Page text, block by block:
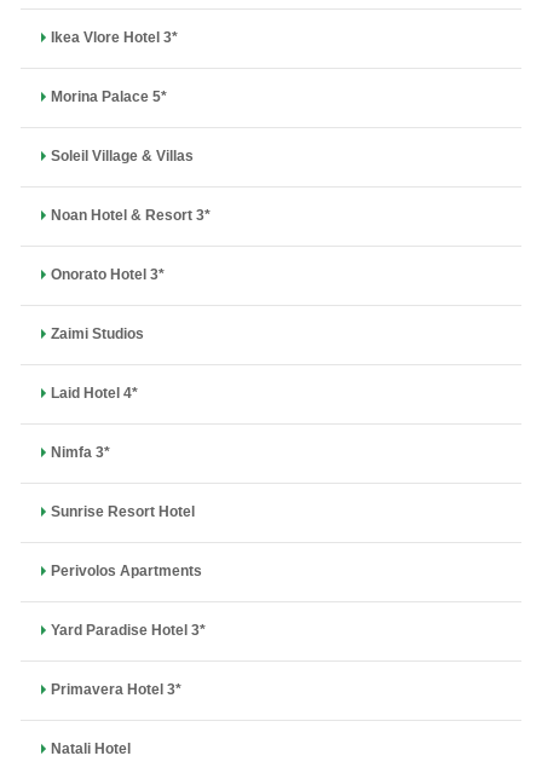
Ikea Vlore Hotel 3*
Morina Palace 5*
Soleil Village & Villas
Noan Hotel & Resort 3*
Onorato Hotel 3*
Zaimi Studios
Laid Hotel 4*
Nimfa 3*
Sunrise Resort Hotel
Perivolos Apartments
Yard Paradise Hotel 3*
Primavera Hotel 3*
Natali Hotel